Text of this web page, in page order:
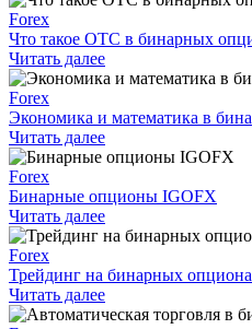
Forex
Что такое OTC в бинарных
Читать далее
Forex
Экономика и математика в
Читать далее
Forex
Бинарные опционы IGOFX
Читать далее
Forex
Трейдинг на бинарных
Читать далее